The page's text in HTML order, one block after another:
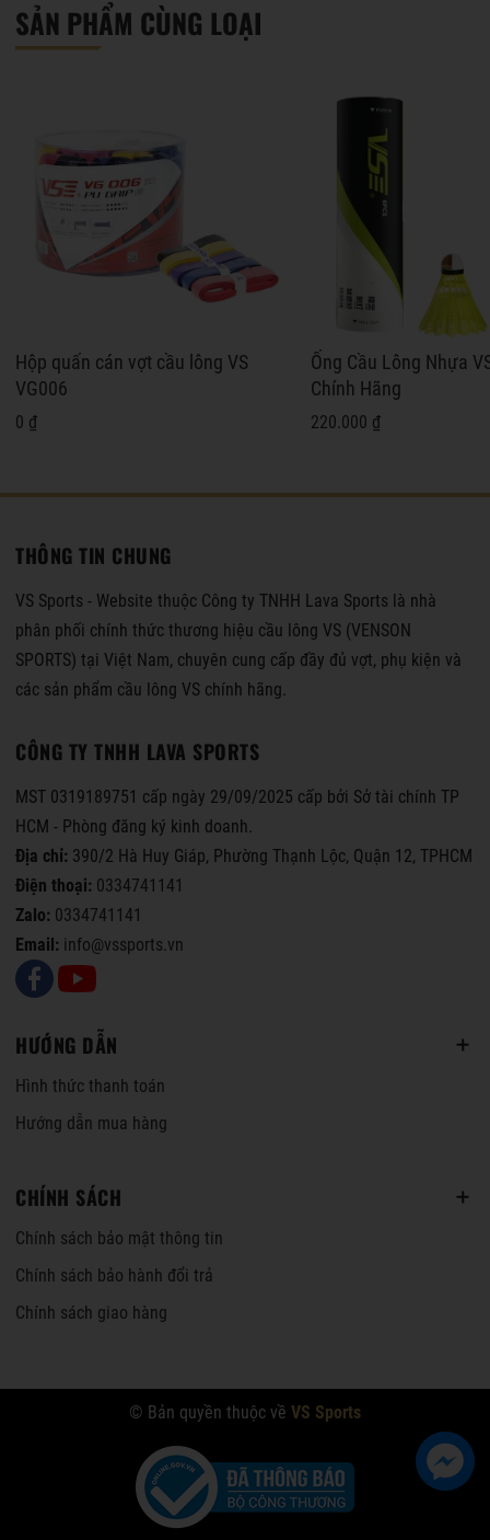
SẢN PHẨM CÙNG LOẠI
Hộp quấn cán vợt cầu lông VS
VG006
0 ₫
Ống Cầu Lông Nhựa
Chính Hãng
220.000 ₫
THÔNG TIN CHUNG
VS Sports - Website thuộc Công ty TNHH Lava Sports là nhà
phân phối chính thức thương hiệu cầu lông VS (VENSON
SPORTS) tại Việt Nam, chuyên cung cấp đầy đủ vợt, phụ kiện và
các sản phẩm cầu lông VS chính hãng.
CÔNG TY TNHH LAVA SPORTS
MST 0319189751 cấp ngày 29/09/2025 cấp bởi Sở tài chính TP
HCM - Phòng đăng ký kinh doanh.
Địa chỉ: 390/2 Hà Huy Giáp, Phường Thạnh Lộc, Quận 12, TPHCM
Điện thoại: 0334741141
Zalo: 0334741141
Email: info@vssports.vn
HƯỚNG DẪN
Hình thức thanh toán
Hướng dẫn mua hàng
CHÍNH SÁCH
Chính sách bảo mật thông tin
Chính sách bảo hành đổi trả
Chính sách giao hàng
© Bản quyền thuộc về VS Sports